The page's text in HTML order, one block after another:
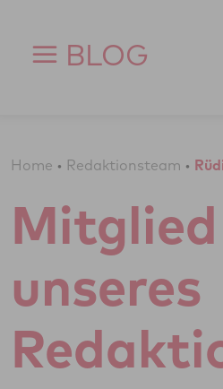
BLOG
Home • Redaktionsteam •
Mitglied
unseres